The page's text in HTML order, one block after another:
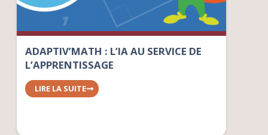
ADAPTIV’MATH : L’IA AU SERVICE DE
L’APPRENTISSAGE
LIRE LA SUITE